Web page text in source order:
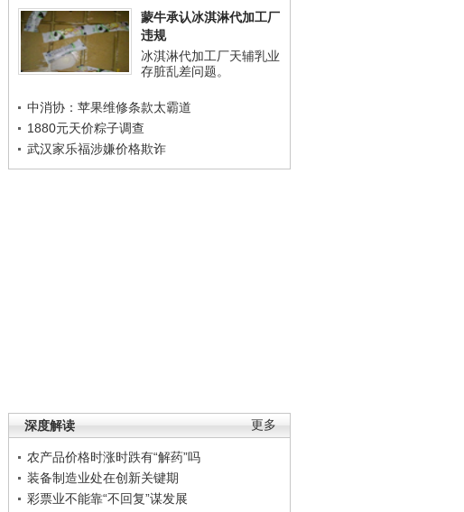
蒙牛承认冰淇淋代加工厂
违规
冰淇淋代加工厂天辅乳业
存脏乱差问题。
中消协：苹果维修条款太霸道
1880元天价粽子调查
武汉家乐福涉嫌价格欺诈
更多
深度解读
农产品价格时涨时跌有“解药”吗
装备制造业处在创新关键期
彩票业不能靠“不回复”谋发展